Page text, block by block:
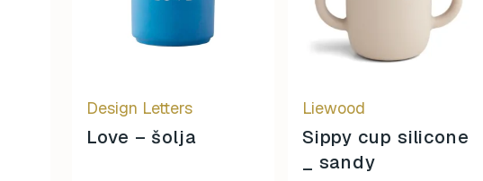
Design Letters
Love – šolja
Liewood
Sippy cup silicone
_ sandy